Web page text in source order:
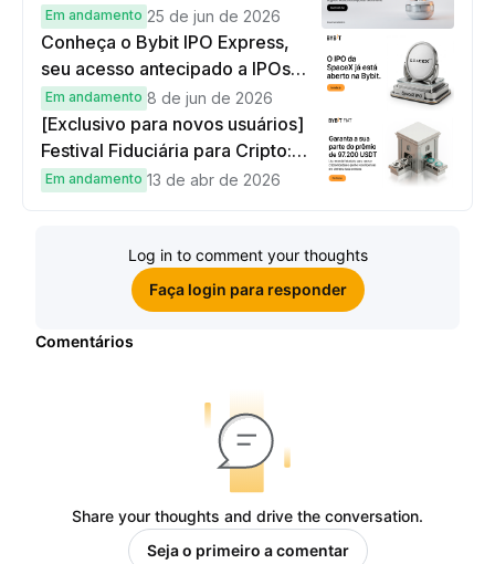
Em andamento 25 de jun de 2026
Conheça o Bybit IPO Express,
seu acesso antecipado a IPOs
globais
Em andamento 8 de jun de 2026
[Exclusivo para novos usuários]
Festival Fiduciária para Cripto:
complete tarefas simples e
Em andamento 13 de abr de 2026
Log in to comment your thoughts
Faça login para responder
Comentários
Share your thoughts and drive the conversation.
Seja o primeiro a comentar